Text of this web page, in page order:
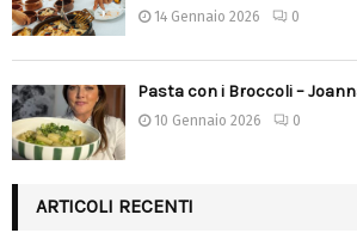
14 Gennaio 2026 0
Pasta con i Broccoli –
10 Gennaio 2026 0
ARTICOLI RECENTI